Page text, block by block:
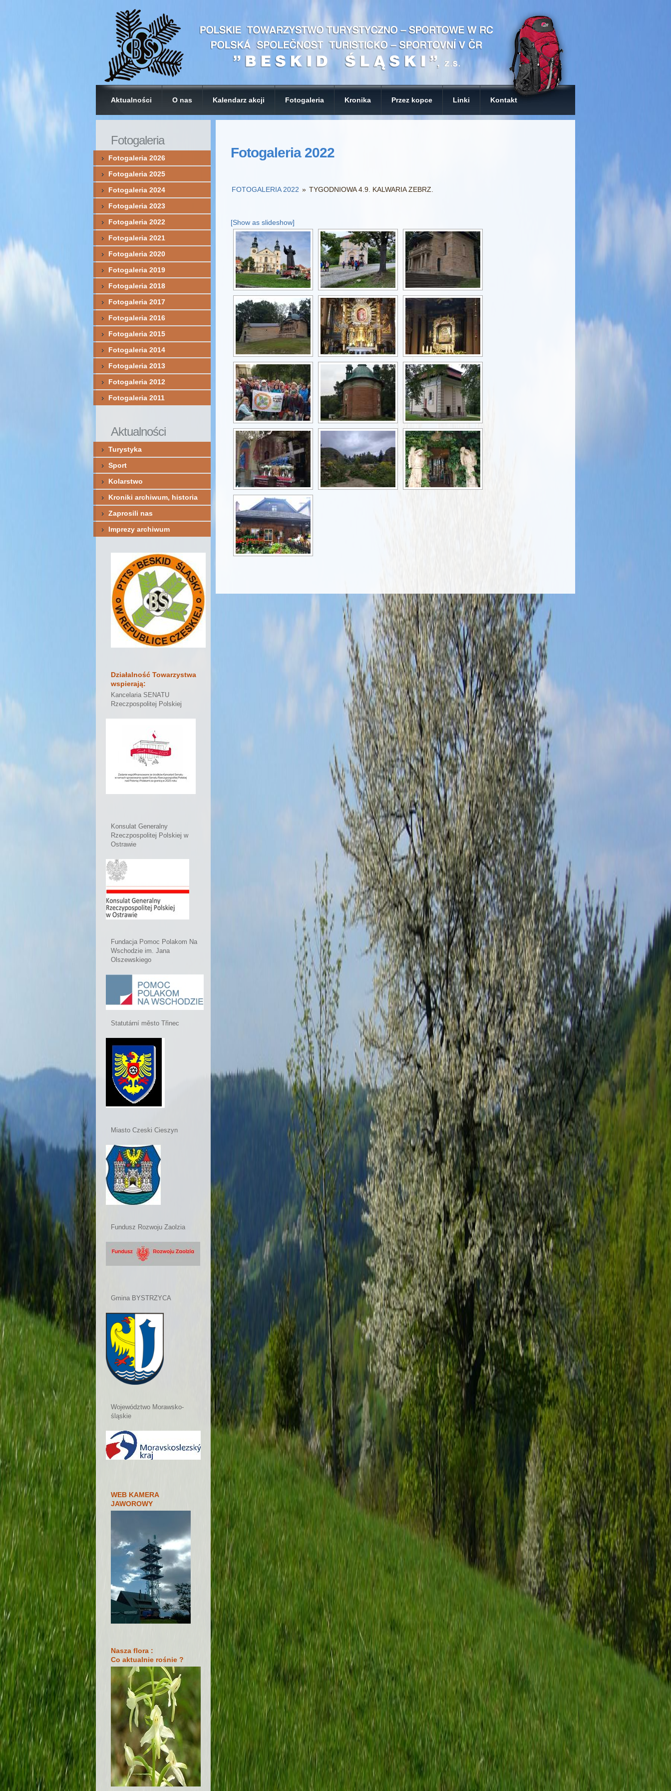
Aktualności O nas Kalendarz akcji Fotogaleria Kronika Przez kopce Linki Kontakt
Fotogaleria 2022
FOTOGALERIA 2022 » TYGODNIOWA 4.9. KALWARIA ZEBRZ.
[Show as slideshow]
Fotogaleria
Fotogaleria 2026
Fotogaleria 2025
Fotogaleria 2024
Fotogaleria 2023
Fotogaleria 2022
Fotogaleria 2021
Fotogaleria 2020
Fotogaleria 2019
Fotogaleria 2018
Fotogaleria 2017
Fotogaleria 2016
Fotogaleria 2015
Fotogaleria 2014
Fotogaleria 2013
Fotogaleria 2012
Fotogaleria 2011
Aktualności
Turystyka
Sport
Kolarstwo
Kroniki archiwum, historia
Zaprosili nas
Imprezy archiwum
Działalność Towarzystwa
wspierają:
Kancelaria SENATU
Rzeczpospolitej Polskiej
Konsulat Generalny
Rzeczpospolitej Polskiej w
Ostrawie
Fundacja Pomoc Polakom Na
Wschodzie im. Jana
Olszewskiego
Statutární město Třinec
Miasto Czeski Cieszyn
Fundusz Rozwoju Zaolzia
Gmina BYSTRZYCA
Województwo Morawsko-
śląskie
WEB KAMERA
JAWOROWY
Nasza flora :
Co aktualnie rośnie ?